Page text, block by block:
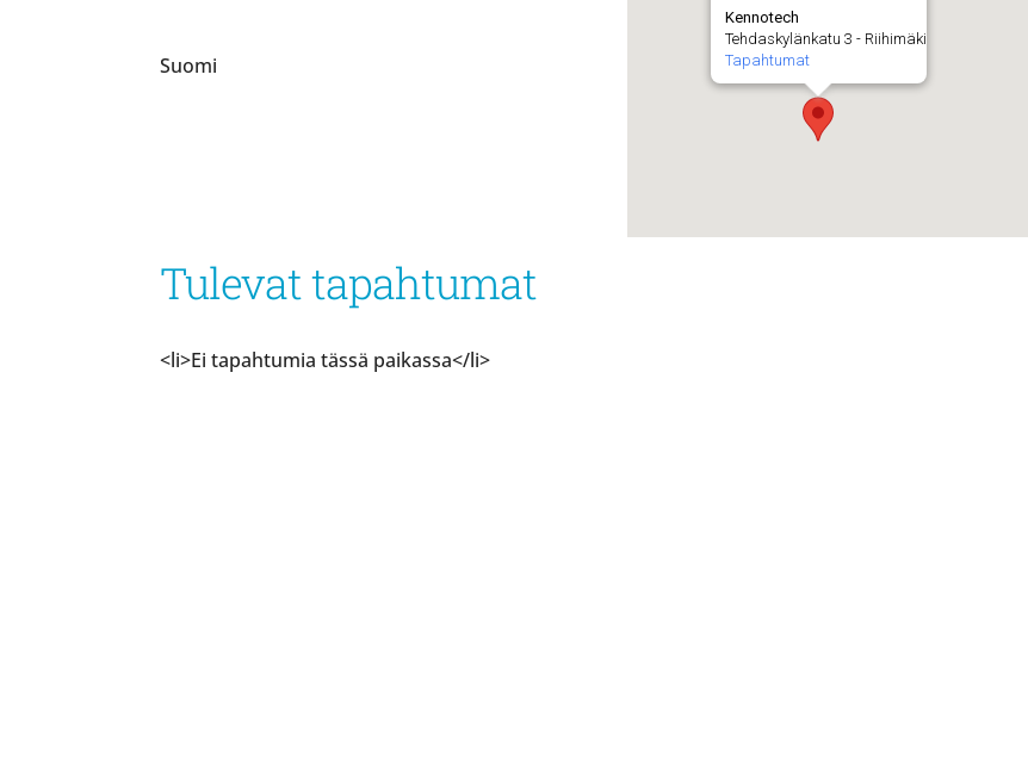
Kennotech
Tehdaskylänkatu 3 - Riihimäki
Tapahtumat
Suomi
Tulevat tapahtumat
<li>Ei tapahtumia tässä paikassa</li>